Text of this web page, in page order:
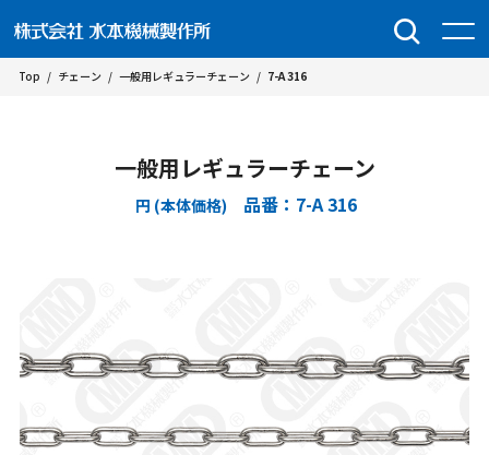
Top / チェーン / 一般用レギュラーチェーン / 7-A 316
一般用レギュラーチェーン
円 (本体価格) 品番：7-A 316